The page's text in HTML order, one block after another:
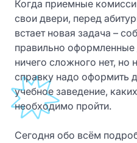
Когда приемные
свои двери, перед
встает новая задача –
правильно
ничего сложного нет, но
справку надо оформить
учебное заведение,
необходимо пройти.
Сегодня обо всём